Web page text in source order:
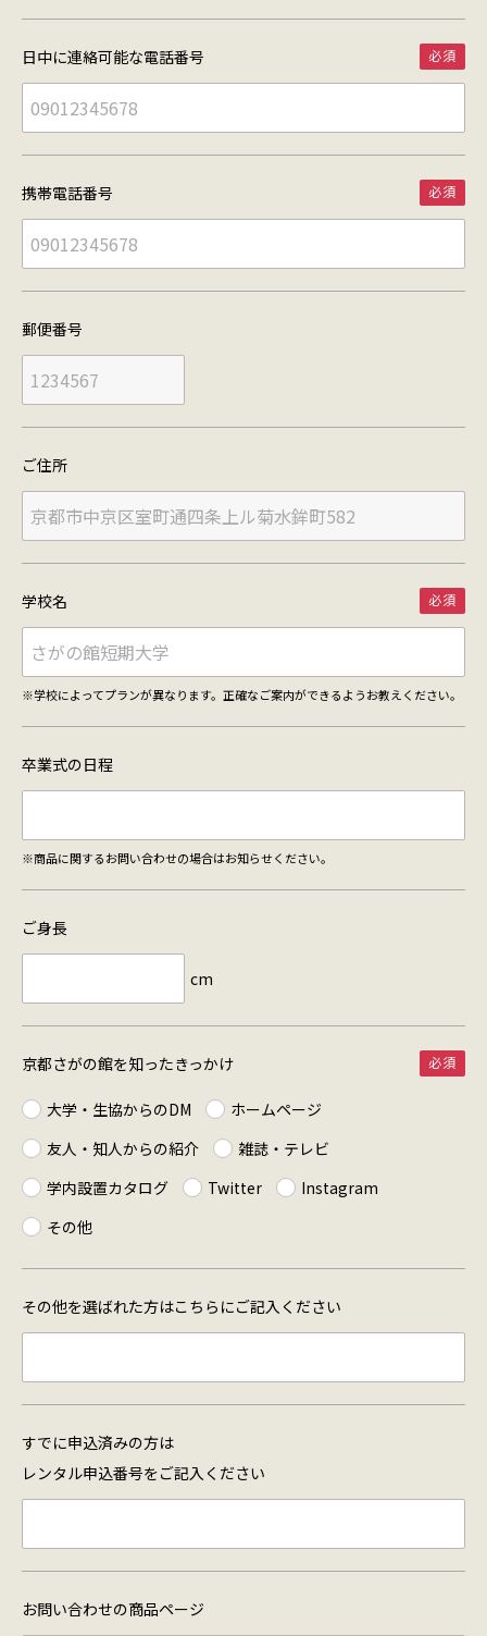
日中に連絡可能な電話番号
携帯電話番号
郵便番号
ご住所
学校名
※学校によってプランが異なります。正確なご案内ができるようお教えください。
卒業式の日程
※商品に関するお問い合わせの場合はお知らせください。
ご身長
cm
京都さがの館を知ったきっかけ
大学・生協からのDM
ホームページ
友人・知人からの紹介
雑誌・テレビ
学内設置カタログ
Twitter
Instagram
その他
その他を選ばれた方はこちらにご記入ください
すでに申込済みの方は
レンタル申込番号をご記入ください
お問い合わせの商品ページ